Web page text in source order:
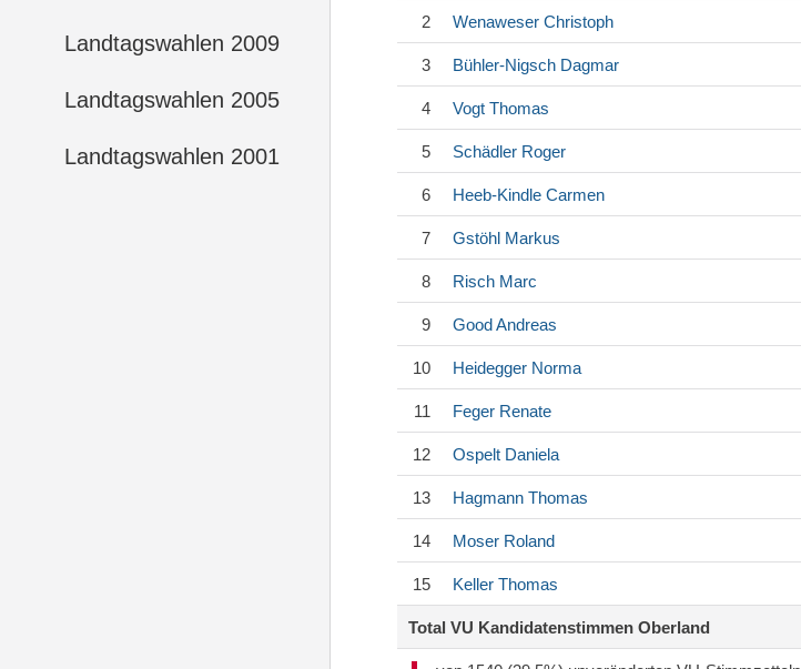
Landtagswahlen 2009
Landtagswahlen 2005
Landtagswahlen 2001
2 Wenaweser Christoph
3 Bühler-Nigsch Dagmar
4 Vogt Thomas
5 Schädler Roger
6 Heeb-Kindle Carmen
7 Gstöhl Markus
8 Risch Marc
9 GoodAndreas
10 Heidegger Norma
11 Feger Renate
12 Ospelt Daniela
13 Hagmann Thomas
14 Moser Roland
15 Keller Thomas
Total VU Kandidatenstimmen Oberland